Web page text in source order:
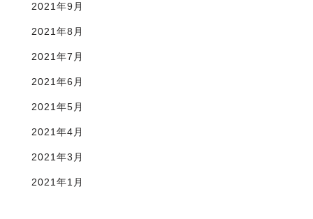
2021年9月
2021年8月
2021年7月
2021年6月
2021年5月
2021年4月
2021年3月
2021年1月